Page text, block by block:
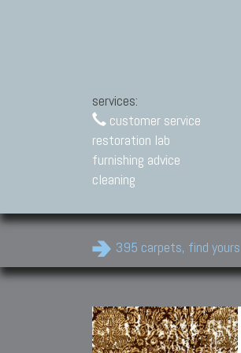
services:
customer service
restoration lab
furnishing advice
cleaning
395 carpets, find yours